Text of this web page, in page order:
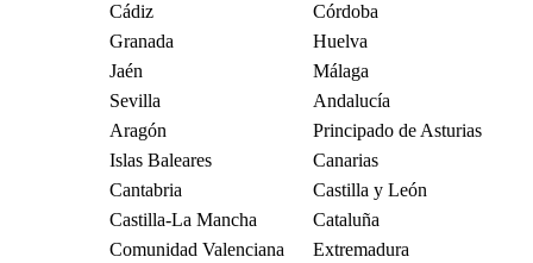
Cádiz
Córdoba
Granada
Huelva
Jaén
Málaga
Sevilla
Andalucía
Aragón
Principado de Asturias
Islas Baleares
Canarias
Cantabria
Castilla y León
Castilla-La Mancha
Cataluña
Comunidad Valenciana
Extremadura